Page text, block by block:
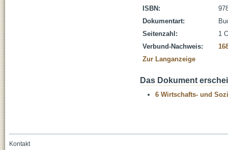
ISBN:
Dokumentart:
Seitenzahl:
1
Verbund-Nachweis:
Zur Langanzeige
Das Dokument
6 Wirtschafts- und
Kontakt